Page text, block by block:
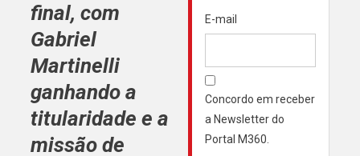
final, com
Gabriel
Martinelli
ganhando a
titularidade e a
missão de
E-mail
Concordo em receber
a Newsletter do
Portal M360.